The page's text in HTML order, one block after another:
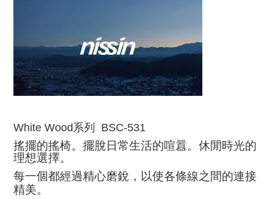
White Wood系列 BSC-531
搖擺的搖椅。擺脫 日常生活的喧囂。休閒時光的
理想選擇。
每一個都經過精心磨銳 ，以使各條線之間的連接
精美。